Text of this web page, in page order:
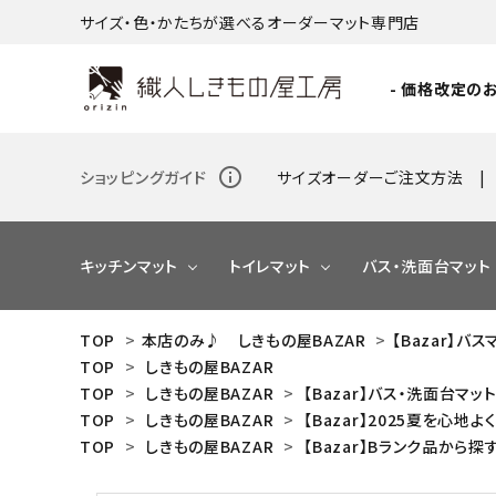
サイズ・色・かたちが選べるオーダーマット専門店
- 価格改定の
ショッピングガイド info_outline サイズオーダーご注文方法
キッチンマット
NEW
トイレマット
NEW
バス・洗面台マット
TOP > 本店のみ♪ しきもの屋BAZAR > 【Bazar】バス
TOP > しきもの屋BAZAR
TOP > しきもの屋BAZAR > 【Bazar】バス・洗面台マット
TOP > しきもの屋BAZAR > 【Bazar】2025夏を心地
TOP > しきもの屋BAZAR > 【Bazar】Bランク品から探